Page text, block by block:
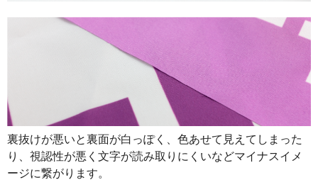
裏抜けが悪いと裏面が白っぽく、色あせて見えてしまった
り、視認性が悪く文字が読み取りにくいなどマイナスイメ
ージに繋がります。